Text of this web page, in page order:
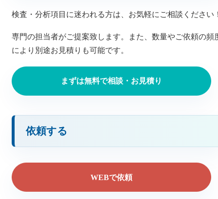
検査・分析項目に迷われる方は、お気軽にご相談ください
専門の担当者がご提案致します。また、数量やご依頼の頻
により別途お見積りも可能です。
まずは無料で相談・お見積り
依頼する
WEBで依頼